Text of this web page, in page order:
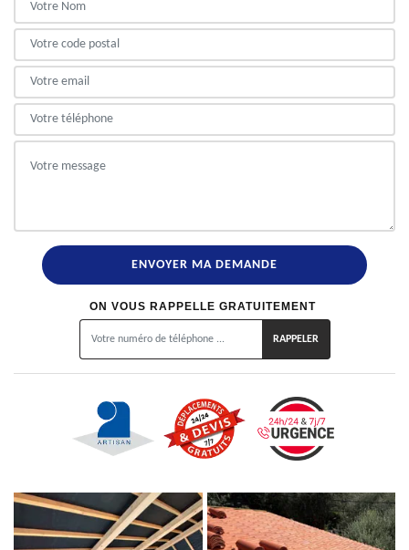
ON VOUS RAPPELLE GRATUITEMENT